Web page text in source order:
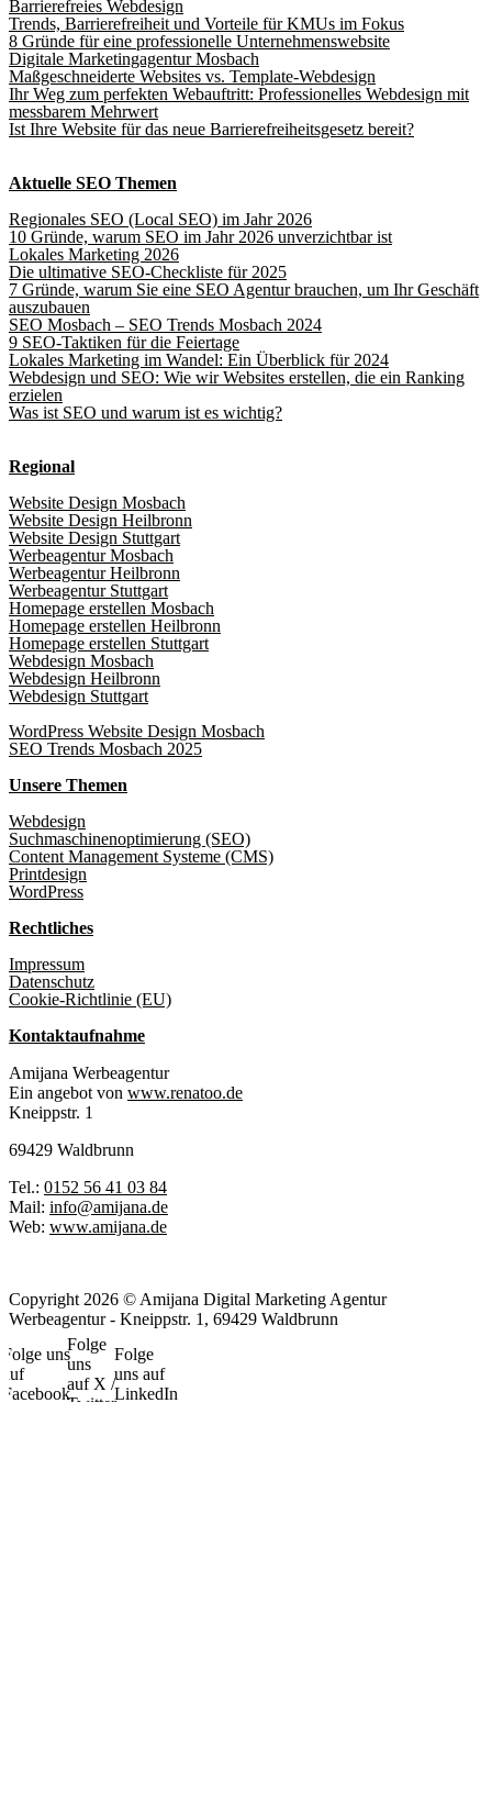
Barrierefreies Webdesign
Trends, Barrierefreiheit und Vorteile für KMUs im Fokus
8 Gründe für eine professionelle Unternehmenswebsite
Digitale Marketingagentur Mosbach
Maßgeschneiderte Websites vs. Template-Webdesign
Ihr Weg zum perfekten Webauftritt: Professionelles Webdesign mit
messbarem Mehrwert
Ist Ihre Website für das neue Barrierefreiheitsgesetz bereit?
Aktuelle SEO Themen
Regionales SEO (Local SEO) im Jahr 2026
10 Gründe, warum SEO im Jahr 2026 unverzichtbar ist
Lokales Marketing 2026
Die ultimative SEO-Checkliste für 2025
7 Gründe, warum Sie eine SEO Agentur brauchen, um Ihr Geschäft
auszubauen
SEO Mosbach – SEO Trends Mosbach 2024
9 SEO-Taktiken für die Feiertage
Lokales Marketing im Wandel: Ein Überblick für 2024
Webdesign und SEO: Wie wir Websites erstellen, die ein Ranking
erzielen
Was ist SEO und warum ist es wichtig?
Regional
Website Design Mosbach
Website Design Heilbronn
Website Design Stuttgart
Werbeagentur Mosbach
Werbeagentur Heilbronn
Werbeagentur Stuttgart
Homepage erstellen Mosbach
Homepage erstellen Heilbronn
Homepage erstellen Stuttgart
Webdesign Mosbach
Webdesign Heilbronn
Webdesign Stuttgart
WordPress Website Design Mosbach
SEO Trends Mosbach 2025
Unsere Themen
Webdesign
Suchmaschinenoptimierung (SEO)
Content Management Systeme (CMS)
Printdesign
WordPress
Rechtliches
Impressum
Datenschutz
Cookie-Richtlinie (EU)
Kontaktaufnahme
Amijana Werbeagentur
Ein angebot von www.renatoo.de
Kneippstr. 1
69429 Waldbrunn
Tel.: 0152 56 41 03 84
Mail: info@amijana.de
Web: www.amijana.de
Copyright 2026 © Amijana Digital Marketing Agentur
Werbeagentur - Kneippstr. 1, 69429 Waldbrunn
Folge uns
auf
Facebook
Folge
uns
auf X /
Twitter
Folge
uns auf
LinkedIn